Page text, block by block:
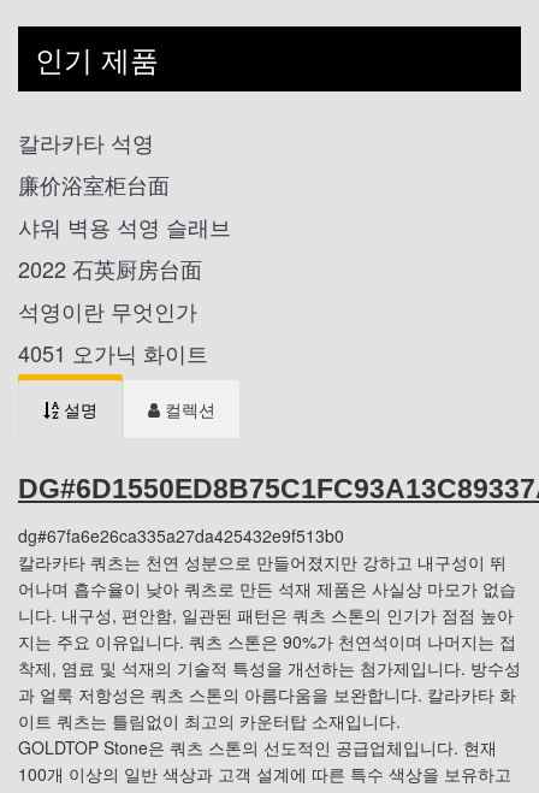
인기 제품
칼라카타 석영
廉价浴室柜台面
샤워 벽용 석영 슬래브
2022 石英厨房台面
석영이란 무엇인가
4051 오가닉 화이트
설명 컬렉션
dg#67fa6e26ca335a27da425432e9f513b0
칼라카타 쿼츠는 천연 성분으로 만들어졌지만 강하고 내구성이 뛰
어나며 흡수율이 낮아 쿼츠로 만든 석재 제품은 사실상 마모가 없습
니다. 내구성, 편안함, 일관된 패턴은 쿼츠 스톤의 인기가 점점 높아
지는 주요 이유입니다. 쿼츠 스톤은 90%가 천연석이며 나머지는 접
착제, 염료 및 석재의 기술적 특성을 개선하는 첨가제입니다. 방수성
과 얼룩 저항성은 쿼츠 스톤의 아름다움을 보완합니다. 칼라카타 화
이트 쿼츠는 틀림없이 최고의 카운터탑 소재입니다.
GOLDTOP Stone은 쿼츠 스톤의 선도적인 공급업체입니다. 현재
100개 이상의 일반 색상과 고객 설계에 따른 특수 색상을 보유하고